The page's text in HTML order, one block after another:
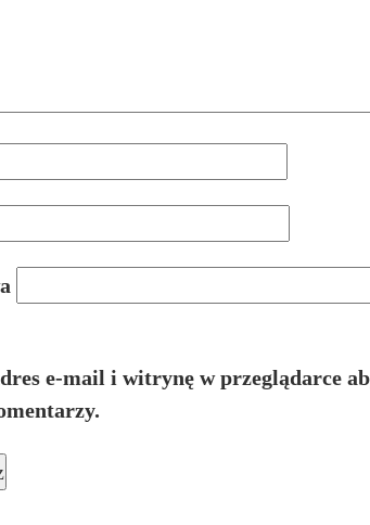
e-mail i witrynę w przeglądarce